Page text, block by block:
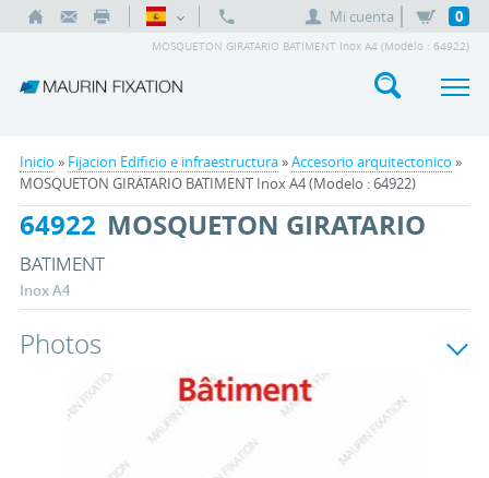
Mi cuenta 0
MOSQUETON GIRATARIO BATIMENT Inox A4 (Modelo : 64922)
Inicio » Fijacion Edificio e infraestructura»Accesorio arquitectonico »
MOSQUETON GIRATARIO BATIMENT Inox A4 (Modelo : 64922)
64922 MOSQUETON GIRATARIO
BATIMENT
Inox A4
Photos